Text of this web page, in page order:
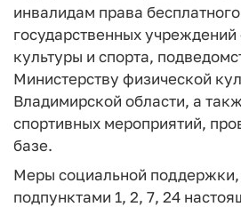
инвалидам права
государственных
культуры и спорта,
Министерству физической
Владимирской области, а
спортивных мероприятий,
базе.
Меры социальной
подпунктами 1, 2, 7, 24